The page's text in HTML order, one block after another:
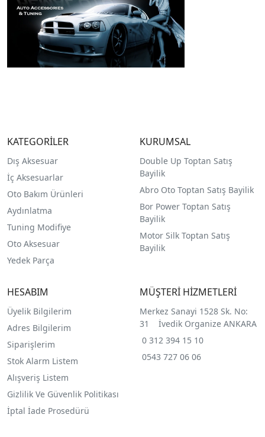
KATEGORİLER
Dış Aksesuar
İç Aksesuarlar
Oto Bakım Ürünleri
Aydınlatma
Tuning Modifiye
Oto Aksesuar
Yedek Parça
KURUMSAL
Double Up Toptan Satış
Bayilik
Abro Oto Toptan Satış Bayilik
Bor Power Toptan Satış
Bayilik
Motor Silk Toptan Satış
Bayilik
HESABIM
Üyelik Bilgilerim
Adres Bilgilerim
Siparişlerim
Stok Alarm Listem
Alışveriş Listem
Gizlilik Ve Güvenlik Politikası
İptal İade Prosedürü
MÜŞTERİ HİZMETLERİ
Merkez Sanayi 1528 Sk. No:
31 İvedik Organize ANKARA
0 312 394 15 10
0543 727 06 06